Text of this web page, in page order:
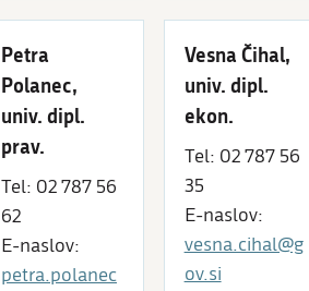
Petra
Polanec,
univ. dipl.
prav.
Tel: 02 787 56
62
E-naslov:
petra.polanec
Vesna Čihal,
univ. dipl.
ekon.
Tel: 02 787 56
35
E-naslov:
vesna.cihal@g
ov.si